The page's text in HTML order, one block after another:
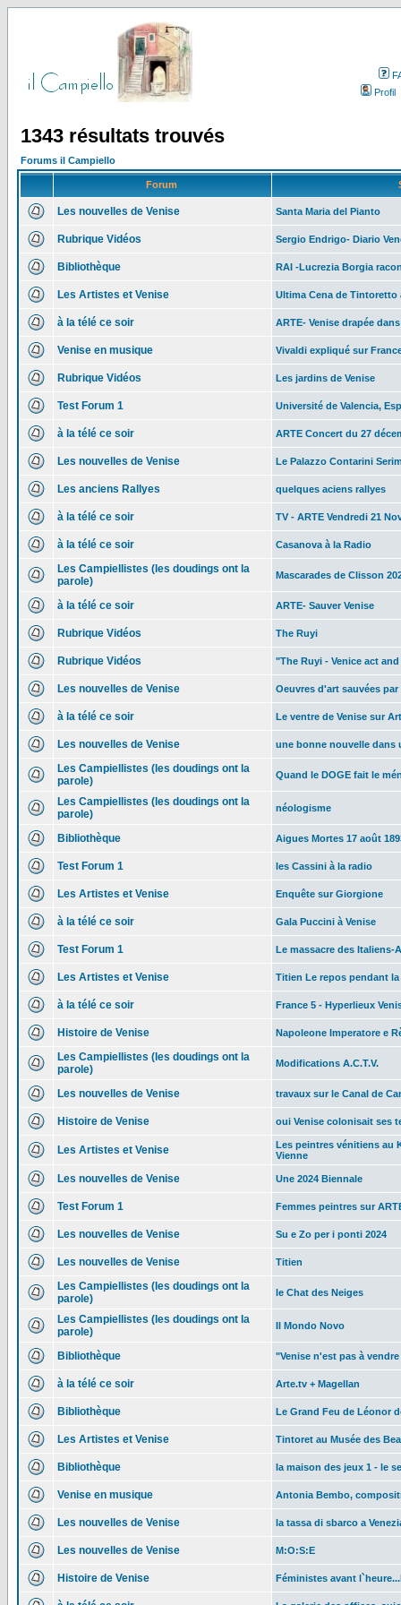
Profil
1343 résultats trouvés
Forums il Campiello
Forum
Les nouvelles de Venise Santa Maria del Pianto
Rubrique Vidéos Sergio Endrigo- Diario
Bibliothèque RAI -Lucrezia Borgia
Les Artistes et Venise Ultima Cena de Tintoretto
à la télé ce soir ARTE- Venise drapée
Venise en musique Vivaldi expliqué sur
Rubrique Vidéos Les jardins de Venise
Test Forum 1 Université de Valencia,
à la télé ce soir ARTE Concert du 27
Les nouvelles de Venise Le Palazzo Contarini
Les anciens Rallyes quelques aciens rallyes
à la télé ce soir TV - ARTE Vendredi 21
à la télé ce soir Casanova à la Radio
Les Campiellistes (les doudings ont la
parole)
Mascarades de Clisson
à la télé ce soir ARTE- Sauver Venise
Rubrique Vidéos The Ruyi
Rubrique Vidéos "The Ruyi - Venice act
Les nouvelles de Venise Oeuvres d'art sauvées
à la télé ce soir Le ventre de Venise sur
Les nouvelles de Venise une bonne nouvelle dans
Les Campiellistes (les doudings ont la
parole)
Quand le DOGE fait le
Les Campiellistes (les doudings ont la
parole)
néologisme
Bibliothèque Aigues Mortes 17 août
Test Forum 1 les Cassini à la radio
Les Artistes et Venise Enquête sur Giorgione
à la télé ce soir Gala Puccini à Venise
Test Forum 1 Le massacre des Italiens-
Les Artistes et Venise Titien Le repos pendant
à la télé ce soir France 5 - Hyperlieux
Histoire de Venise Napoleone Imperatore e
Les Campiellistes (les doudings ont la
parole)
Modifications A.C.T.V.
Les nouvelles de Venise travaux sur le Canal de
Histoire de Venise oui Venise colonisait ses
Les Artistes et Venise
Les peintres vénitiens au
Vienne
Les nouvelles de Venise Une 2024 Biennale
Test Forum 1 Femmes peintres sur
Les nouvelles de Venise Su e Zo per i ponti 2024
Les nouvelles de Venise Titien
Les Campiellistes (les doudings ont la
parole)
le Chat des Neiges
Les Campiellistes (les doudings ont la
parole)
Il Mondo Novo
Bibliothèque "Venise n'est pas à
à la télé ce soir Arte.tv + Magellan
Bibliothèque Le Grand Feu de Léonor
Les Artistes et Venise Tintoret au Musée des
Bibliothèque la maison des jeux 1 - le
Venise en musique Antonia Bembo,
Les nouvelles de Venise la tassa di sbarco a
Les nouvelles de Venise M:O:S:E
Histoire de Venise Féministes avant